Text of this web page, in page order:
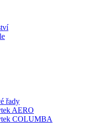
řady
AERO
COLUMBA